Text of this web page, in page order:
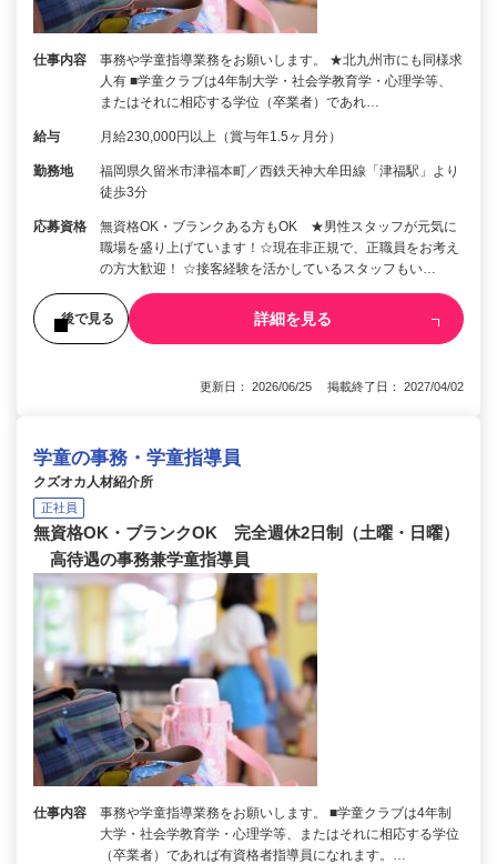
仕事内容
事務や学童指導業務をお願いします。 ★北九州市にも同様求
人有 ■学童クラブは4年制大学・社会学教育学・心理学等、
またはそれに相応する学位（卒業者）であれ…
給与 月給230,000円以上（賞与年1.5ヶ月分）
勤務地
福岡県久留米市津福本町／西鉄天神大牟田線「津福駅」より
徒歩3分
応募資格
無資格OK・ブランクある方もOK ★男性スタッフが元気に
職場を盛り上げています！☆現在非正規で、正職員をお考え
の方大歓迎！ ☆接客経験を活かしているスタッフもい…
後で見る 詳細を見る
更新日： 2026/06/25 掲載終了日： 2027/04/02
学童の事務・学童指導員
クズオカ人材紹介所
正社員
無資格OK・ブランクOK 完全週休2日制（土曜・日曜）
高待遇の事務兼学童指導員
仕事内容
事務や学童指導業務をお願いします。 ■学童クラブは4年制
大学・社会学教育学・心理学等、またはそれに相応する学位
（卒業者）であれば有資格者指導員になれます。…